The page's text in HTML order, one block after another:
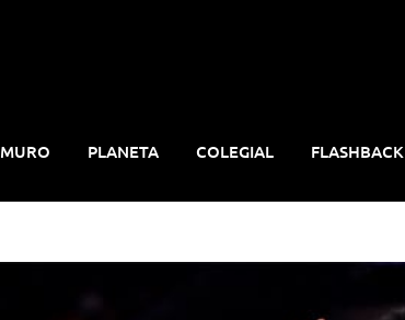
MURO PLANETA COLEGIAL FLASHBACK